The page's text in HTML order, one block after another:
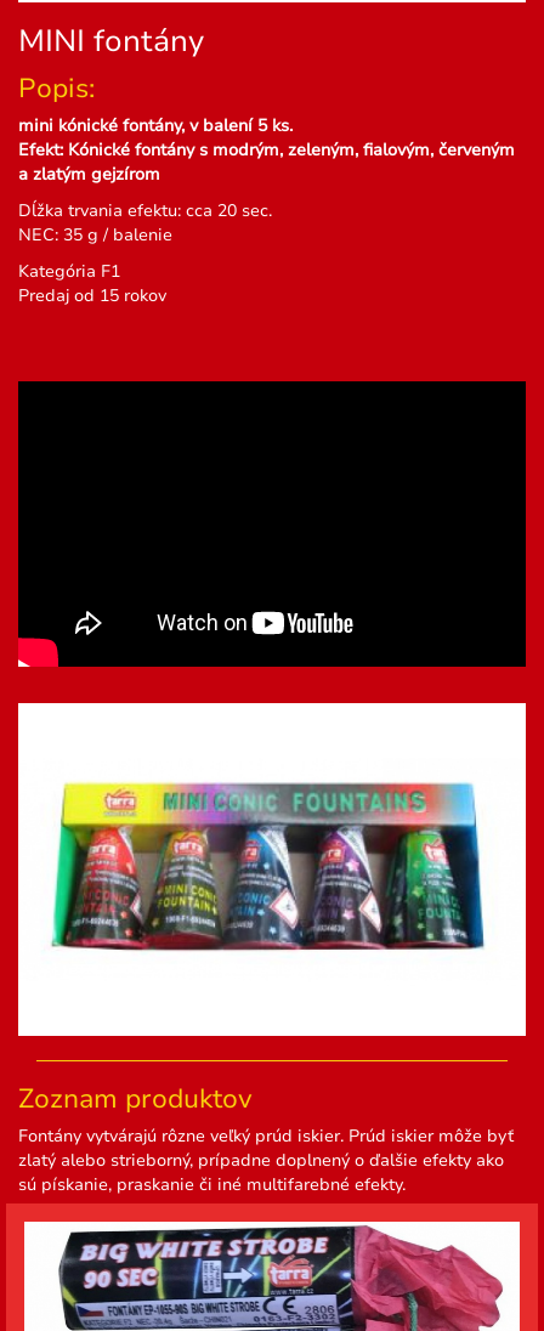
MINI fontány
Popis:
mini kónické fontány, v balení 5 ks.
Efekt: Kónické fontány s modrým, zeleným, fialovým, červeným
a zlatým gejzírom
Dĺžka trvania efektu: cca 20 sec.
NEC: 35 g / balenie
Kategória F1
Predaj od 15 rokov
Zoznam produktov
Fontány vytvárajú rôzne veľký prúd iskier. Prúd iskier môže byť
zlatý alebo strieborný, prípadne doplnený o ďalšie efekty ako
sú pískanie, praskanie či iné multifarebné efekty.